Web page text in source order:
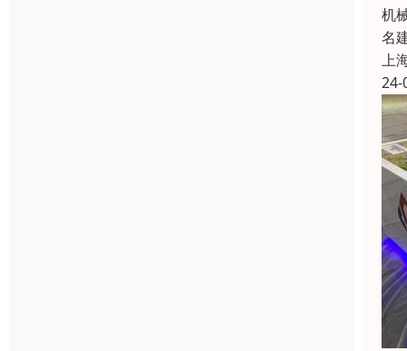
机
名
上
24-